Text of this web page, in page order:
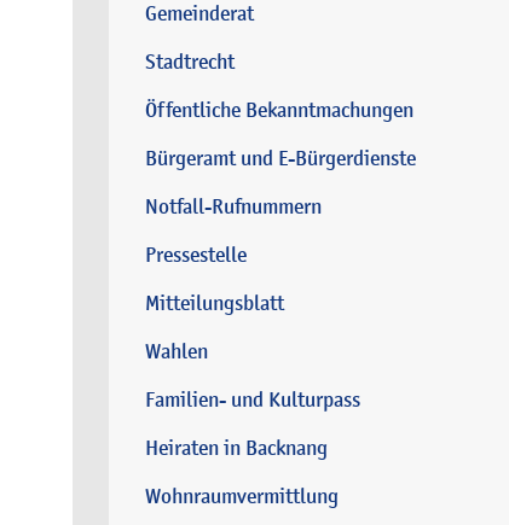
Gemeinderat
Stadtrecht
Öffentliche Bekanntmachungen
Bürgeramt und E-Bürgerdienste
Notfall-Rufnummern
Pressestelle
Mitteilungsblatt
Wahlen
Familien- und Kulturpass
Heiraten in Backnang
Wohnraumvermittlung